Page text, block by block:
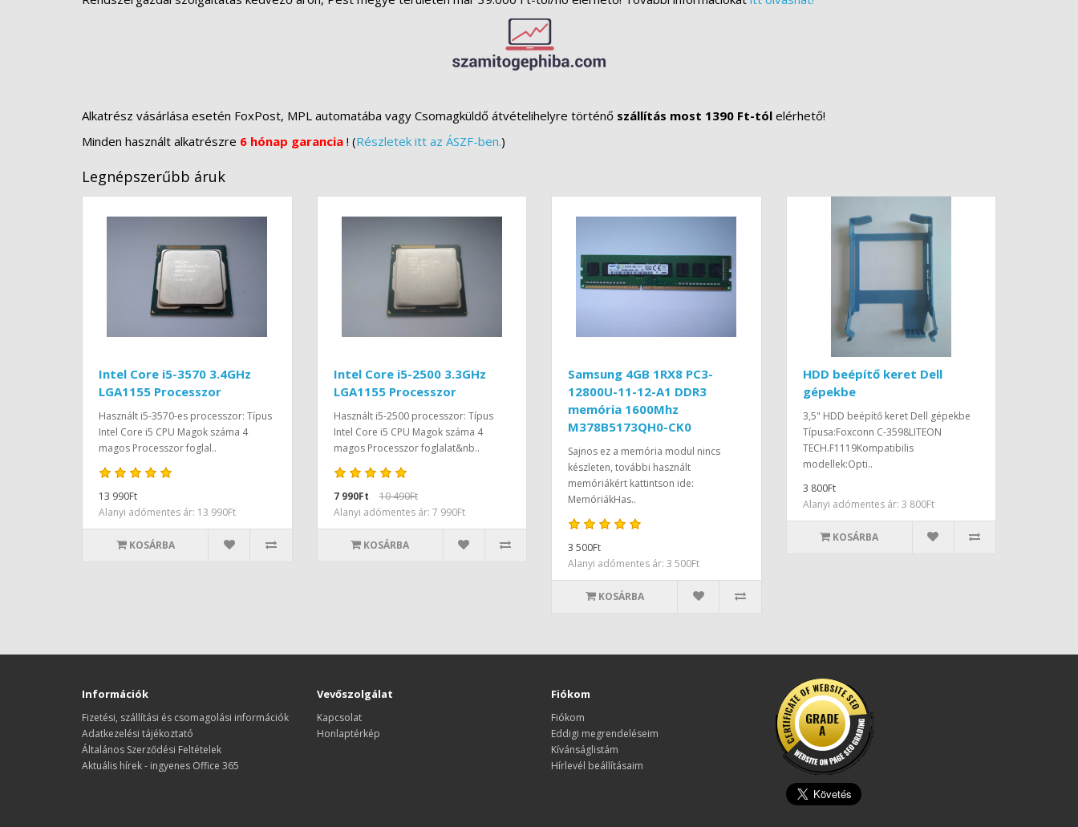
Alkatrész vásárlása esetén FoxPost, MPL automatába vagy Csomagküldő átvételihelyre történő szállítás most 1390 Ft-tól elérhető!
Minden használt alkatrészre 6 hónap garancia ! (Részletek itt az ÁSZF-ben.)
Legnépszerűbb áruk
Intel Core i5-3570 3.4GHz
LGA1155 Processzor
Használt i5-3570-es processzor: Típus
Intel Core i5 CPU Magok száma 4
magos Processzor foglal..
13 990Ft
Alanyi adómentes ár: 13 990Ft
KOSÁRBA
Intel Core i5-2500 3.3GHz
LGA1155 Processzor
Használt i5-2500 processzor: Típus
Intel Core i5 CPU Magok száma 4
magos Processzor foglalat&nb..
7 990Ft
10 490Ft
Alanyi adómentes ár: 7 990Ft
KOSÁRBA
Samsung 4GB 1RX8 PC3-
12800U-11-12-A1 DDR3
memória 1600Mhz
M378B5173QH0-CK0
Sajnos ez a memória modul nincs
készleten, további használt
memóriákért kattintson ide:
MemóriákHas..
3 500Ft
Alanyi adómentes ár: 3 500Ft
KOSÁRBA
HDD beépítő keret Dell
gépekbe
3,5" HDD beépítő keret Dell gépekbe
Típusa:Foxconn C-3598LITEON
TECH.F1119Kompatibilis
modellek:Opti..
3 800Ft
Alanyi adómentes ár: 3 800Ft
KOSÁRBA
Információk
Fizetési, szállítási és csomagolási információk
Adatkezelési tájékoztató
Általános Szerződési Feltételek
Aktuális hírek - ingyenes Office 365
Vevőszolgálat
Kapcsolat
Honlaptérkép
Fiókom
Fiókom
Eddigi megrendeléseim
Kívánságlistám
Hírlevél beállításaim